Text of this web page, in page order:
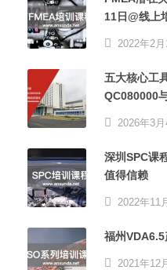
11日@线上
2022年2月
五大核心工
QC080000
2026年3月
深圳SPC课
值得信赖
2022年11
福州VDA6.5
2021年12